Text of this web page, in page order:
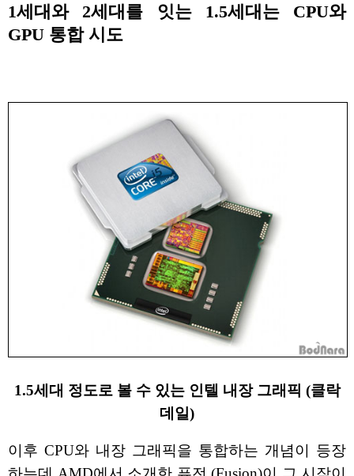
1세대와 2세대를 잇는 1.5세대는 CPU와
GPU 통합 시도
1.5세대 정도로 볼 수 있는 인텔 내장 그래픽 (클락
데일)
이후 CPU와 내장 그래픽을 통합하는 개념이 등장